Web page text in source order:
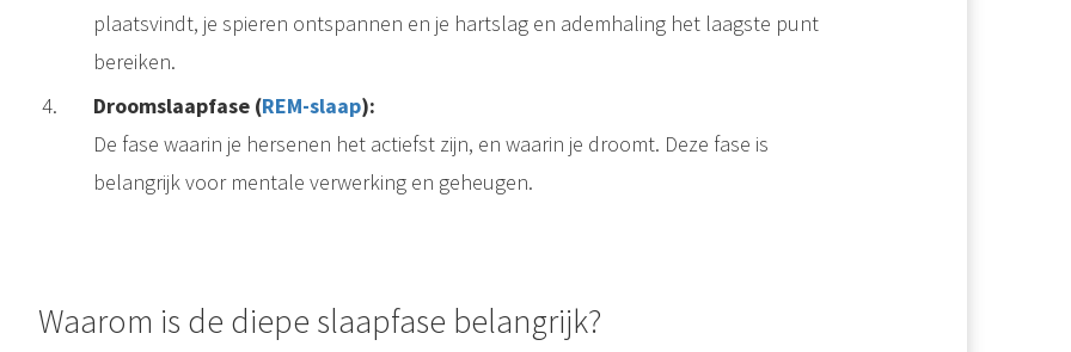
plaatsvindt, je spieren ontspannen en je hartslag en ademhaling het laagste punt
bereiken.
Droomslaapfase (REM-slaap):
De fase waarin je hersenen het actiefst zijn, en waarin je droomt. Deze fase is
belangrijk voor mentale verwerking en geheugen.
Waarom is de diepe slaapfase belangrijk?